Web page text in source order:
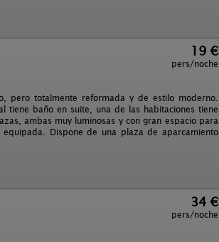
19 €
pers/noche
pero totalmente reformada y de estilo moderno.
tiene baño en suite, una de las habitaciones tiene
ambas muy luminosas y con gran espacio para
Dispone de una plaza de aparcamiento
34 €
pers/noche